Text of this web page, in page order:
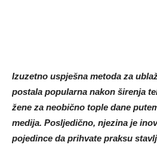
Izuzetno uspješna metoda za
postala popularna nakon širenja
žene za neobično tople dane
medija. Posljedično, njezina je
pojedince da prihvate praksu